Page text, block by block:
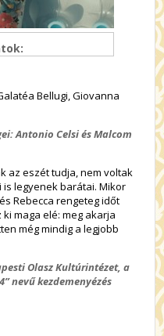
Bellugi, Giovanna
Antonio Celsi és Malcom
az eszét tudja, nem voltak
legyenek barátai. Mikor
Rebecca rengeteg időt
maga elé: meg akarja
még mindig a legjobb
Olasz Kultúrintézet, a
nevű kezdemenyézés